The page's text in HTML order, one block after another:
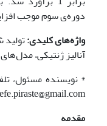
دوره‌ی سوم موجب
واژه‌های کلیدی:
آنالیز ژنتیکی،
مقدمه